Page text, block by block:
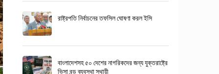
রাষ্ট্রপতি নির্বাচনের তফসিল ঘোষণা করল ইসি
বাংলাদেশসহ ৫০ দেশের নাগরিকদের জন্য যুক্তরাষ্ট্রে
ভিসা বন্ড ব্যবস্থা স্থায়ী